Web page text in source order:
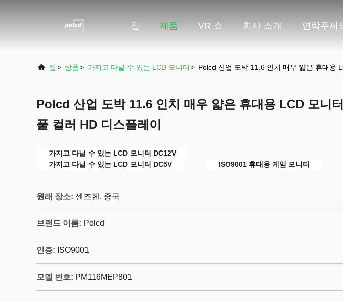
집 제품 VR 쇼 회사 소개 연락주세
집 > 상품> 가지고 다닐 수 있는 LCD 모니터 > Polcd 산업 도박 11.6 인치 매우 얇은 휴대용
Polcd 산업 도박 11.6 인치 매우 얇은 휴대용 LCD 모니터
풀 컬러 HD 디스플레이
가지고 다닐 수 있는 LCD 모니터 DC12V
가지고 다닐 수 있는 LCD 모니터 DC5V
ISO9001 휴대용 게임 모니터
원래 장소: 센즈헨, 중국
브랜드 이름: Polcd
인증: ISO9001
모델 번호: PM116MEP801